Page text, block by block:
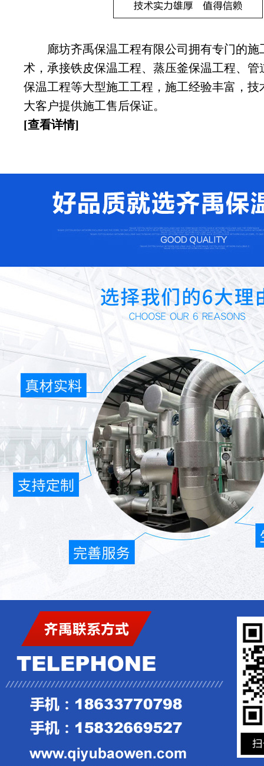
廊坊齐禹保温工程有限公司拥有专门的施
术，承接铁皮保温工程、蒸压釜保温工程、管
保温工程等大型施工工程，施工经验丰富，技
大客户提供施工售后保证。
[查看详情]